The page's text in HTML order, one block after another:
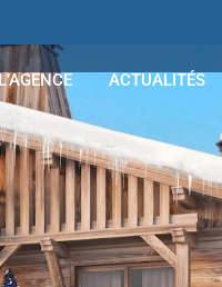
ACTUALITÉS